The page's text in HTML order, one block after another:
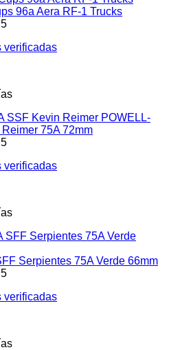
96a Aera RF-1 Trucks
verificadas
POWELL-
75A 72mm
verificadas
Serpientes 75A Verde 66mm
verificadas